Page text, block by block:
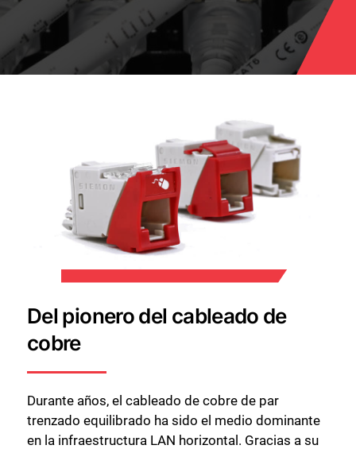
Del pionero del cableado de
cobre
Durante años, el cableado de cobre de par
trenzado equilibrado ha sido el medio dominante
en la infraestructura LAN horizontal. Gracias a su